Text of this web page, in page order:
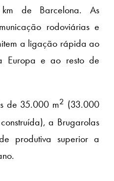
de Barcelona. As
rodoviárias e
a ligação rápida ao
Europa e ao resto de
de 35.000 m2 (33.000
a Brugarolas
produtiva superior a